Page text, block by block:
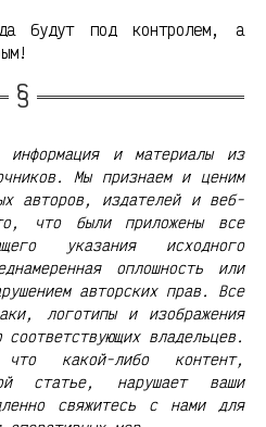
будут под контролем, а
и материалы из
Мы признаем и ценим
авторов, издателей и веб-
что были приложены все
указания исходного
оплошность или
авторских прав. Все
логотипы и изображения
соответствующих владельцев.
какой-либо контент,
статье, нарушает ваши
свяжитесь с нами для